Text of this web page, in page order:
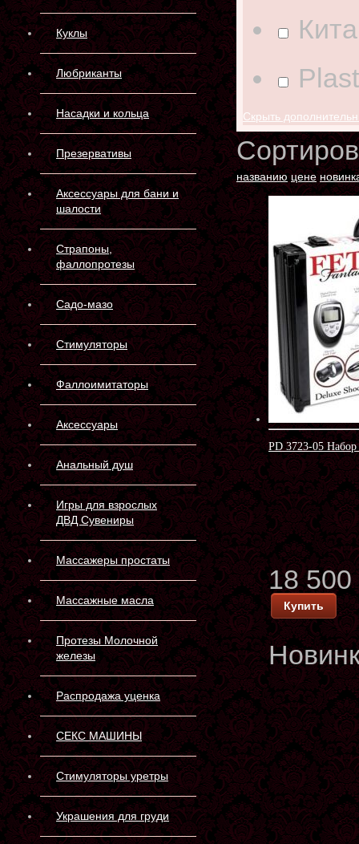
Куклы
Любриканты
Насадки и кольца
Презервативы
Аксессуары для бани и
шалости
Страпоны,
фаллопротезы
Садо-мазо
Стимуляторы
Фаллоимитаторы
Аксессуары
Анальный душ
Игры для взрослых
ДВД Сувениры
Массажеры простаты
Массажные масла
Протезы Молочной
железы
Распродажа уценка
СЕКС МАШИНЫ
Стимуляторы уретры
Украшения для груди
Скрыть
названию цене
PD 3723-05
18 500
Купить